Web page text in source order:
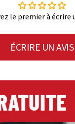
le premier à écrire
ÉCRIRE UN AVIS